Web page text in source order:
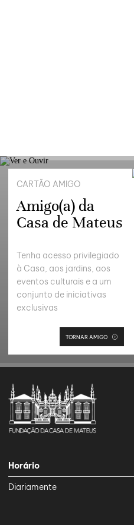
CARTÃO AMIGO
Amigo(a) da
Casa de Mateus
Tenha acesso privilegiado
à Casa, aos jardins, aos
eventos culturais e a um
conjunto de iniciativas
exclusivas
TORNAR AMIGO
Horário
Diariamente